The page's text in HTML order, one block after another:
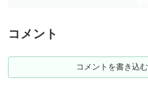
コメント
コメントを書き込む